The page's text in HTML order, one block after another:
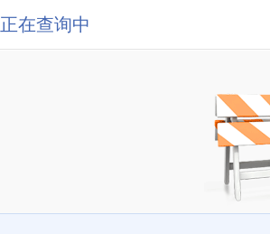
正在查询中